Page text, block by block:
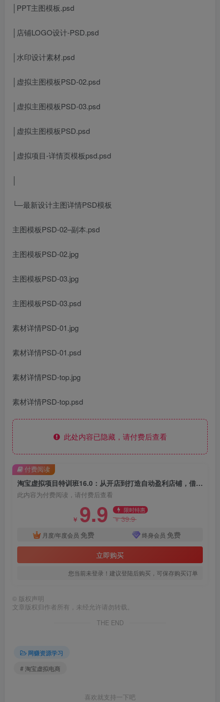
│PPT主图模板.psd
│店铺LOGO设计-PSD.psd
│水印设计素材.psd
│虚拟主图模板PSD-02.psd
│虚拟主图模板PSD-03.psd
│虚拟主图模板PSD.psd
│虚拟项目-详情页模板psd.psd
└─最新设计主图详情PSD模板
主图模板PSD-02–副本.psd
主图模板PSD-02.jpg
主图模板PSD-03.jpg
主图模板PSD-03.psd
素材详情PSD-01.jpg
素材详情PSD-01.psd
素材详情PSD-top.jpg
素材详情PSD-top.psd
此处内容已隐藏，请付费后查看
淘宝虚拟项目特训班16.0：从开店到打造自动盈利店铺，借助AI选品，单品收益10W+（更新5月…）
此内容为付费阅读，请付费后查看
￥ 9.9 限时特惠
￥39.9
月度/年度会员 免费 终身会员 免费
立即购买
您当前未登录！建议登陆后购买，可保存购买订单
付费阅读
© 版权声明
文章版权归作者所有，未经允许请勿转载。
THE END
网赚资源学习
# 淘宝虚拟电商
喜欢就支持一下吧